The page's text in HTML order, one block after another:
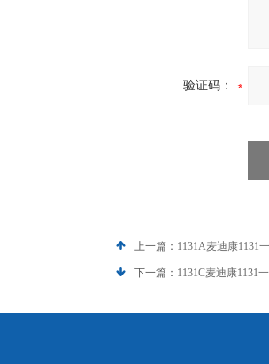
验证码：
上一篇： 1131A麦迪康1131
下一篇： 1131C麦迪康1131